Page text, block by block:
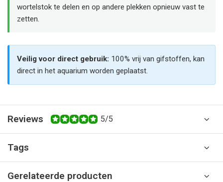
wortelstok te delen en op andere plekken opnieuw vast te
zetten.
Veilig voor direct gebruik: 100% vrij van gifstoffen, kan
direct in het aquarium worden geplaatst.
Reviews 5/5
Tags
Gerelateerde producten